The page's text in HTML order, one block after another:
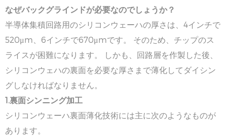
なぜバックグラインドが必要なのでしょうか？
半導体集積回路用のシリコンウェーハの厚さは、4インチで
520μm、6インチで670μmです。 そのため、チップのス
ライスが困難になります。 しかも、回路層を作製した後、
シリコンウェハの裏面を必要な厚さまで薄化してダイシン
グしなければなりません。
1.裏面シンニング加工
シリコンウェーハ裏面薄化技術には主に次のようなものが
あります。